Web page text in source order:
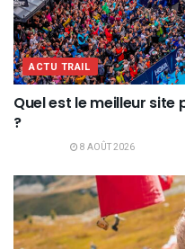
ACTU TRAIL
Quel est le meilleur
?
8 AOÛT 2026